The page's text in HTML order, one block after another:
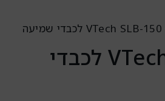
VTech SLB-150 לכבדי שמיעה
VTech SLB-150 לכבדי